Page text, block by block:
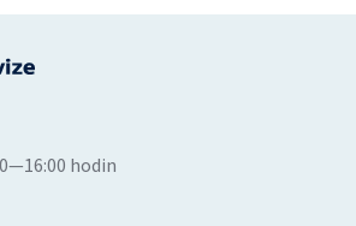
hodin